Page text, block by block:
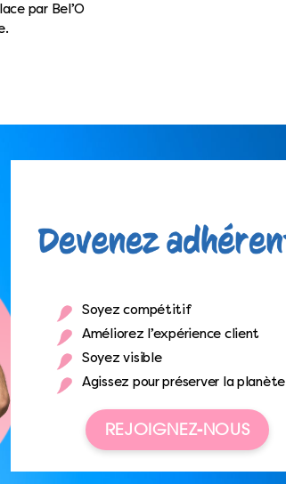
par Bel’O
Soyez compétitif
Améliorez l’expérience client
Soyez visible
Agissez pour préserver la planète
REJOIGNEZ-NOUS